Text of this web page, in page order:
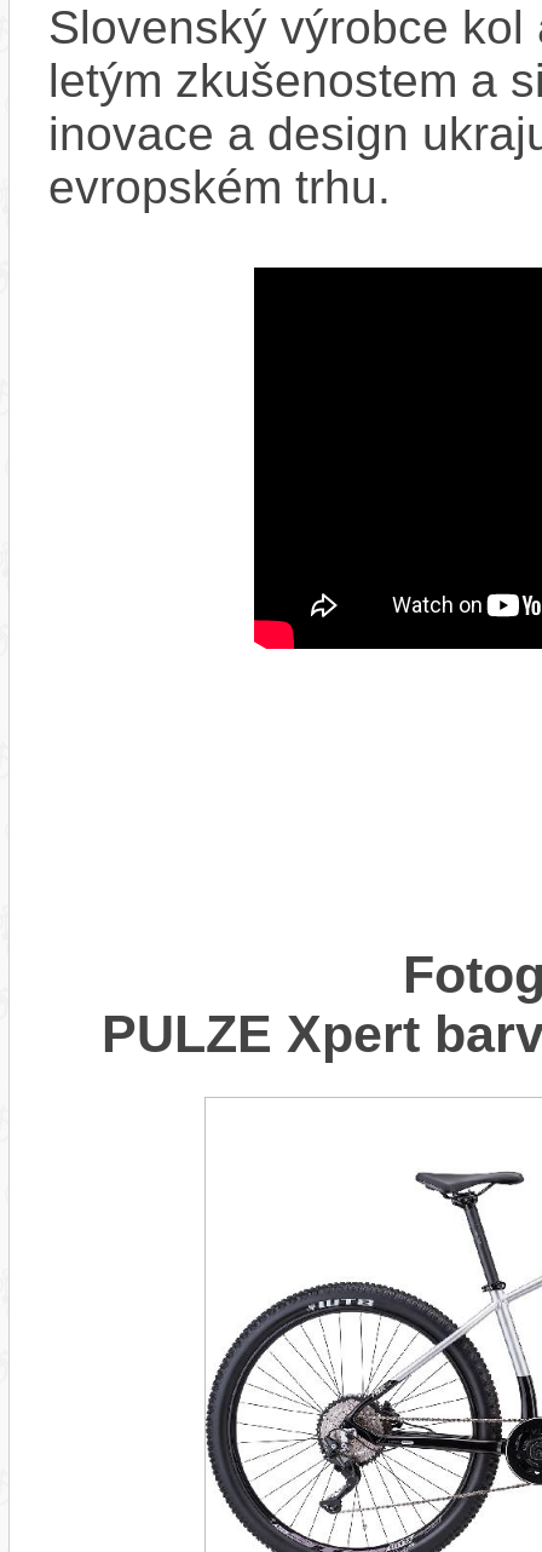
Slovenský výrobce
letým zkušenostem a
inovace a design
evropském trhu.
PULZE Xpert